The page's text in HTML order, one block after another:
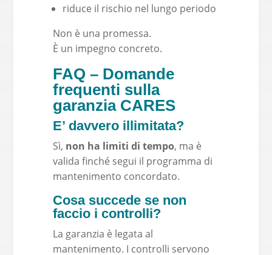
riduce il rischio nel lungo periodo
Non è una promessa.
È un impegno concreto.
FAQ – Domande
frequenti sulla
garanzia CARES
E’ davvero illimitata?
Sì, non ha limiti di tempo, ma è
valida finché segui il programma di
mantenimento concordato.
Cosa succede se non
faccio i controlli?
La garanzia è legata al
mantenimento. I controlli servono